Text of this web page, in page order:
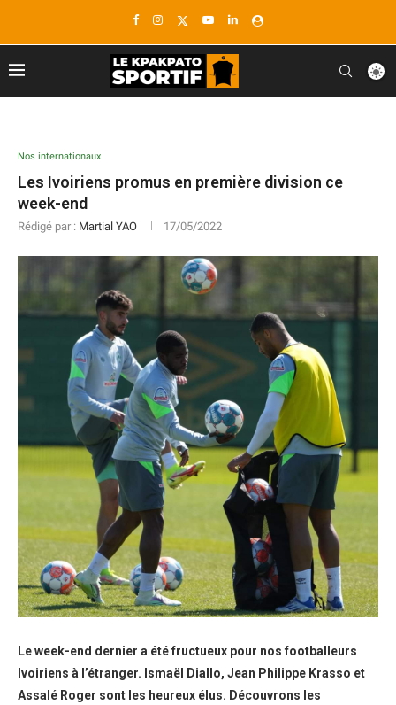
Nos internationaux
Les Ivoiriens promus en première division ce
week-end
Rédigé par : Martial YAO 17/05/2022
Le week-end dernier a été fructueux pour nos footballeurs
Ivoiriens à l’étranger. Ismaël Diallo, Jean Philippe Krasso et
Assalé Roger sont les heureux élus. Découvrons les